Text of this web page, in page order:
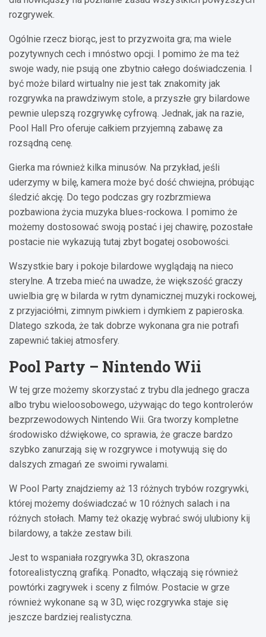
rozgrywek.
Ogólnie rzecz biorąc, jest to przyzwoita gra; ma wiele
pozytywnych cech i mnóstwo opcji. I pomimo że ma też
swoje wady, nie psują one zbytnio całego doświadczenia. I
być może bilard wirtualny nie jest tak znakomity jak
rozgrywka na prawdziwym stole, a przyszłe gry bilardowe
pewnie ulepszą rozgrywkę cyfrową. Jednak, jak na razie,
Pool Hall Pro oferuje całkiem przyjemną zabawę za
rozsądną cenę.
Gierka ma również kilka minusów. Na przykład, jeśli
uderzymy w bilę, kamera może być dość chwiejna, próbując
śledzić akcję. Do tego podczas gry rozbrzmiewa
pozbawiona życia muzyka blues-rockowa. I pomimo że
możemy dostosować swoją postać i jej chawirę, pozostałe
postacie nie wykazują tutaj zbyt bogatej osobowości.
Wszystkie bary i pokoje bilardowe wyglądają na nieco
sterylne. A trzeba mieć na uwadze, że większość graczy
uwielbia grę w bilarda w rytm dynamicznej muzyki rockowej,
z przyjaciółmi, zimnym piwkiem i dymkiem z papieroska.
Dlatego szkoda, że tak dobrze wykonana gra ​​nie potrafi
zapewnić takiej atmosfery.
Pool Party – Nintendo Wii
W tej grze możemy skorzystać z trybu dla jednego gracza
albo trybu wieloosobowego, używając do tego kontrolerów
bezprzewodowych Nintendo Wii. Gra tworzy kompletne
środowisko dźwiękowe, co sprawia, że gracze bardzo
szybko zanurzają się w rozgrywce i motywują się do
dalszych zmagań ze swoimi rywalami.
W Pool Party znajdziemy aż 13 różnych trybów rozgrywki,
której możemy doświadczać w 10 różnych salach i na
różnych stołach. Mamy też okazję wybrać swój ulubiony kij
bilardowy, a także zestaw bili.
Jest to wspaniała rozgrywka 3D, okraszona
fotorealistyczną grafiką. Ponadto, włączają się również
powtórki zagrywek i sceny z filmów. Postacie w grze
również wykonane są w 3D, więc rozgrywka staje się
jeszcze bardziej realistyczna.